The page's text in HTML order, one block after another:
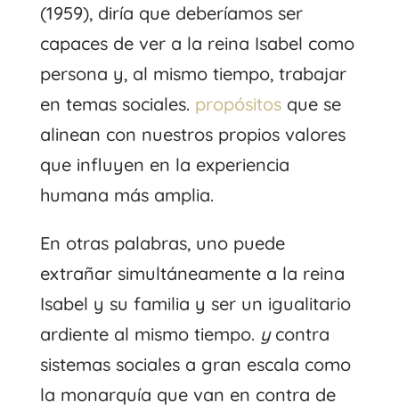
(1959), diría que deberíamos ser
capaces de ver a la reina Isabel como
persona y, al mismo tiempo, trabajar
en temas sociales. propósitosque se
alinean con nuestros propios valores
que influyen en la experiencia
humana más amplia.
En otras palabras, uno puede
extrañar simultáneamente a la reina
Isabel y su familia y ser un igualitario
ardiente al mismo tiempo. y contra
sistemas sociales a gran escala como
la monarquía que van en contra de